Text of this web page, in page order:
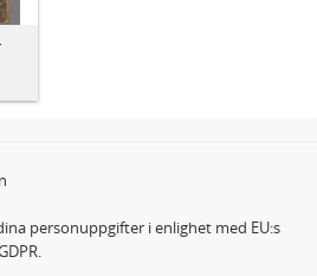
personuppgifter i enlighet med EU:s